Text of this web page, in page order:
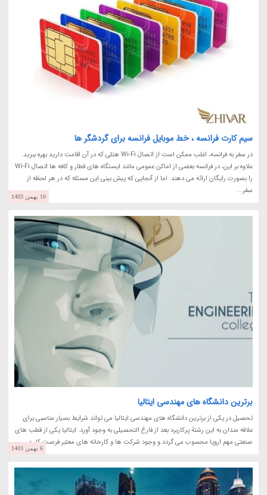
سیم کارت فرانسه ، خط موبایل فرانسه برای گردشگر ها
در سفر به فرانسه، اغلب ممکن است از اتصال Wi-Fi هتلی که در آن اقامت دارید بهره ببرید.
علاوه بر این، در فرانسه بعضی از اماکن عمومی مانند ایستگاه های قطار و کافه ها اتصال Wi-Fi
را بصورت رایگان ارائه می دهند. اما از آنجایی که پیش بینی این مسئله که در هر لحظه از
سفر...
10 بهمن 1403
برترین دانشگاه های مهندسی ایتالیا
تحصیل در یکی از برترین دانشگاه های مهندسی ایتالیا می تواند شرایط بسیار مناسبی برای
علاقه مندان به این رشتۀ پرکاربرد بعد از فارغ التحصیلی به وجود آورد. ایتالیا یکی از قطب های
صنعتی مهم اروپا محسوب می گردد و وجود شرکت ها و کارخانه های معتبر فرصت کار در...
6 بهمن 1403